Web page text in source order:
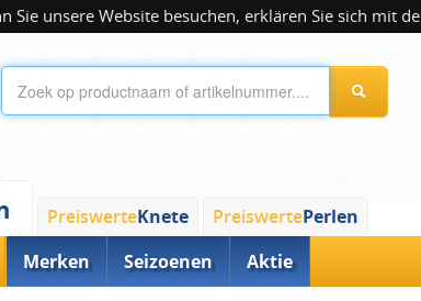
Sie unsere Website besuchen, erklären Sie sich mit
PreiswerteKnete PreiswertePerlen
Merken Seizoenen Aktie